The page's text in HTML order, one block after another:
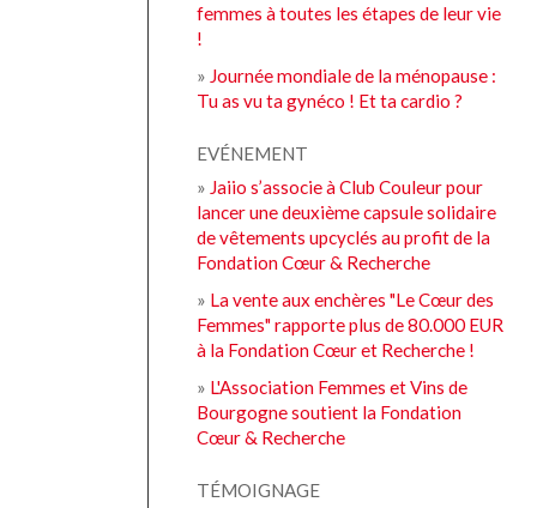
femmes à toutes les étapes de leur vie
!
» Journée mondiale de la ménopause :
Tu as vu ta gynéco ! Et ta cardio ?
EVÉNEMENT
» Jaiio s’associe à Club Couleur pour
lancer une deuxième capsule solidaire
de vêtements upcyclés au profit de la
Fondation Cœur & Recherche
» La vente aux enchères "Le Cœur des
Femmes" rapporte plus de 80.000 EUR
à la Fondation Cœur et Recherche !
» L'Association Femmes et Vins de
Bourgogne soutient la Fondation
Cœur & Recherche
TÉMOIGNAGE